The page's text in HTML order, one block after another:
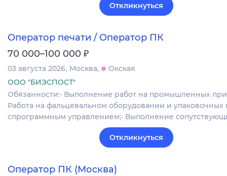
Откликнуться
Оператор печати / Оператор ПК
70 000–100 000 ₽
03 августа 2026 Москва
Окская
ООО "БИЭСПОСТ"
Обязанности:· Выполнение работ на промышленных
Работа на фальцевальном оборудовании и
спрограммным управлением;· Выполнение
Откликнуться
Оператор ПК (Москва)